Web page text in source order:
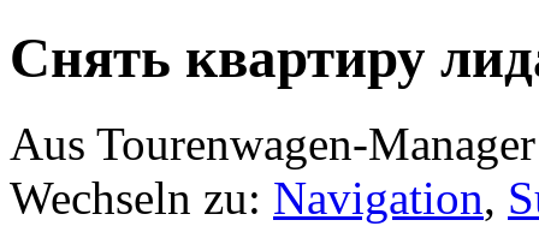
Снять квартиру
Aus Tourenwagen-Manager
Wechseln zu: Navigation,